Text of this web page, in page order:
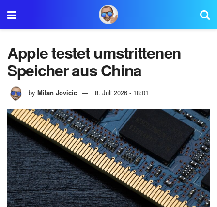
Apple testet umstrittenen
Speicher aus China
by Milan Jovicic 8. Juli 2026 - 18:01